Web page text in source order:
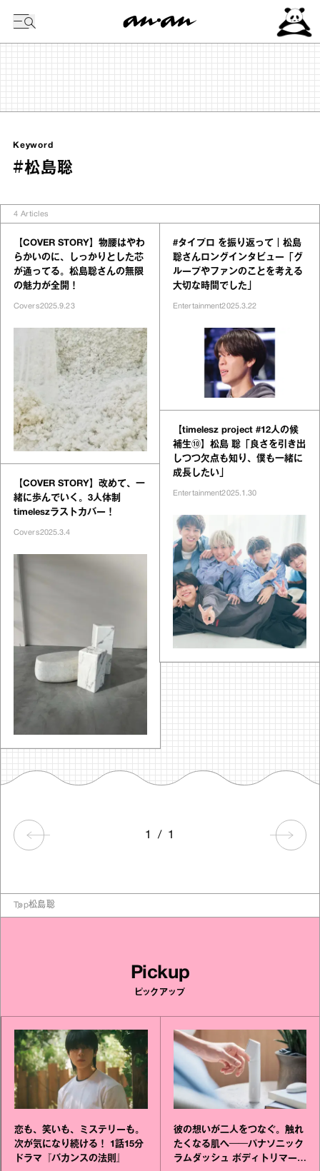
Keyword
#松島聡
4 Articles
【COVER STORY】物腰はやわ
らかいのに、しっかりとした芯
が通ってる。松島聡さんの無限
の魅力が全開！
Covers2025.9.23
【COVER STORY】改めて、一
緒に歩んでいく。3人体制
timeleszラストカバー！
Covers2025.3.4
#タイプロ を振り返って｜松島
聡さんロングインタビュー「グ
ループやファンのことを考える
大切な時間でした」
Entertainment2025.3.22
【timelesz project #12人の候
補生⑩】松島 聡「良さを引き出
しつつ欠点も知り、僕も一緒に
成長したい」
Entertainment2025.1.30
1 / 1
Top松島聡
Pickup
ピックアップ
恋も、笑いも、ミステリーも。
次が気になり続ける！ 1話15分
ドラマ『バカンスの法則』
彼の想いが二人をつなぐ。触れ
たくなる肌へ──パナソニック
ラムダッシュ ボディトリマーが